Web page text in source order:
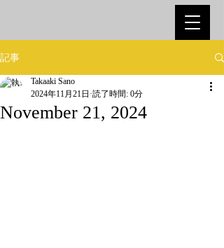
記事
November 21, 2024
Takaaki Sano
2024年11月21日 読了時間: 0分